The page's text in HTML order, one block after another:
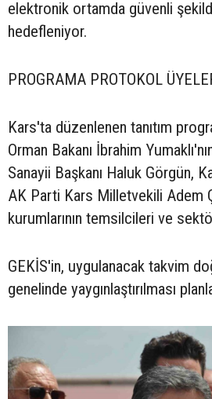
elektronik ortamda güvenli
hedefleniyor.
PROGRAMA PROTOKOL
Kars'ta düzenlenen tanıtım
Orman Bakanı İbrahim
Sanayii Başkanı Haluk Görgün,
AK Parti Kars Milletvekili Adem
kurumlarının temsilcileri ve
GEKİS'in, uygulanacak takvim
genelinde yaygınlaştırılması